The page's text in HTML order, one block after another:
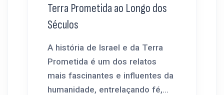
Terra Prometida ao Longo dos
Séculos
A história de Israel e da Terra
Prometida é um dos relatos
mais fascinantes e influentes da
humanidade, entrelaçando fé,...